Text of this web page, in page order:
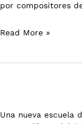
por compositores
Read More »
Una nueva escuela
escuela